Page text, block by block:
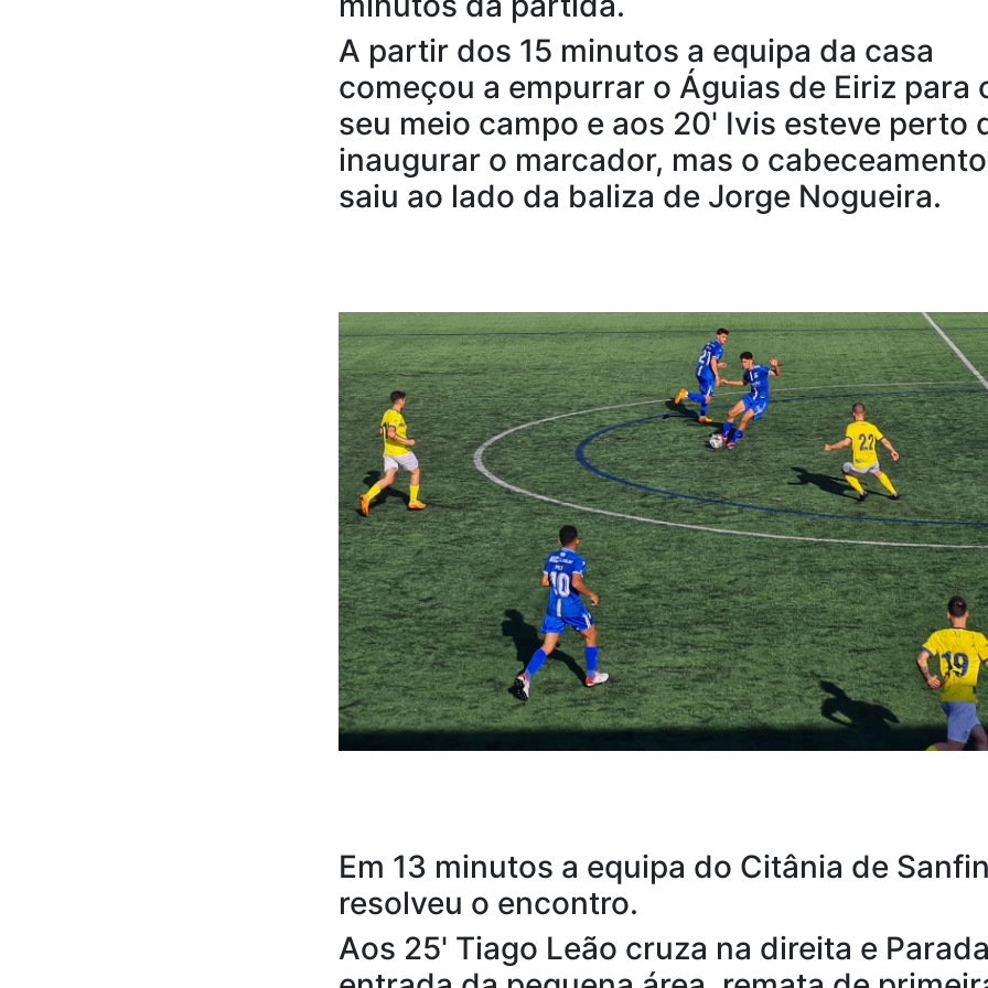
A partir dos 15 minutos a equipa da casa
começou a empurrar o Águias de Eiriz para
seu meio campo e aos 20' Ivis esteve perto
inaugurar o marcador, mas o cabeceamento
saiu ao lado da baliza de Jorge Nogueira.
Em 13 minutos a equipa do Citânia de
resolveu o encontro.
Aos 25' Tiago Leão cruza na direita e